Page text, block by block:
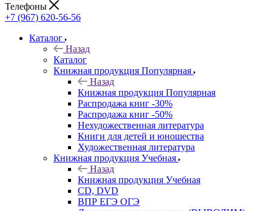
Телефоны
+7 (967) 620-56-56
Каталог
Назад
Каталог
Книжная продукция Популярная
Назад
Книжная продукция Популярная
Распродажа книг -30%
Распродажа книг -50%
Нехудожественная литература
Книги для детей и юношества
Художественная литература
Книжная продукция Учебная
Назад
Книжная продукция Учебная
CD, DVD
ВПР ЕГЭ ОГЭ